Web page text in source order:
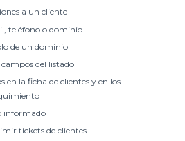
a un cliente
teléfono o dominio
de un dominio
del listado
en la ficha de clientes y en los
informado
tickets de clientes